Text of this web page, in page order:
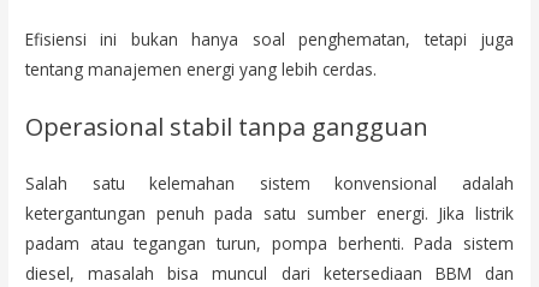
Efisiensi ini bukan hanya soal penghematan, tetapi juga
tentang manajemen energi yang lebih cerdas.
Operasional stabil tanpa gangguan
Salah satu kelemahan sistem konvensional adalah
ketergantungan penuh pada satu sumber energi. Jika listrik
padam atau tegangan turun, pompa berhenti. Pada sistem
diesel, masalah bisa muncul dari ketersediaan BBM dan